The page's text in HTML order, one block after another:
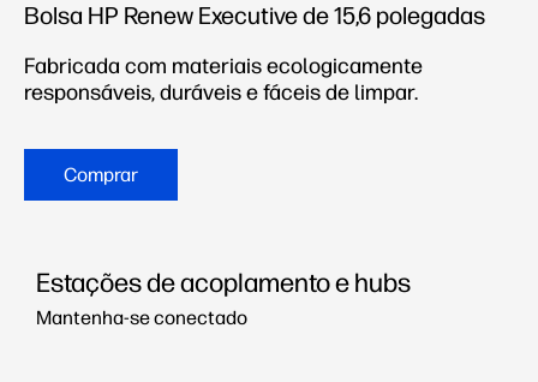
Bolsa HP Renew Executive de 15,6 polegadas
Fabricada com materiais ecologicamente
responsáveis, duráveis e fáceis de limpar.
Comprar
Estações de acoplamento e hubs
Mantenha-se conectado